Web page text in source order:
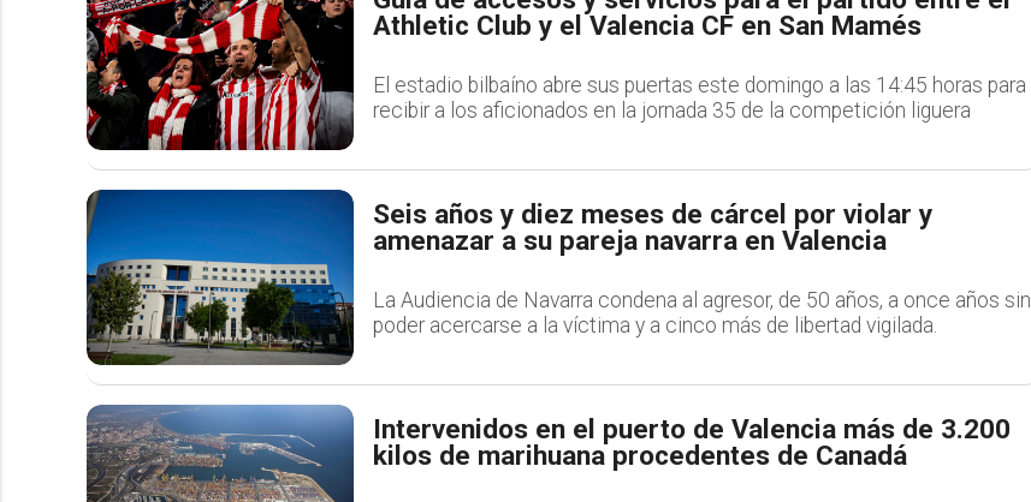
Athletic Club y el Valencia CF en San Mamés
El estadio bilbaíno abre sus puertas este domingo a las 14:45 horas para
recibir a los aficionados en la jornada 35 de la competición liguera
Seis años y diez meses de cárcel por violar y
amenazar a su pareja navarra en Valencia
La Audiencia de Navarra condena al agresor, de 50 años, a once años sin
poder acercarse a la víctima y a cinco más de libertad vigilada.
Intervenidos en el puerto de Valencia más de 3.200
kilos de marihuana procedentes de Canadá